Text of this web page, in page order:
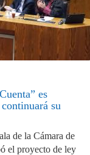
es
su
de la Cámara de
el proyecto de ley